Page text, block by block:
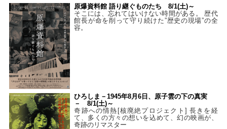
原爆資料館 語り継ぐものたち 8/1(土)～
そこには、忘れてはいけない時間がある。 歴代
館長が命を削って守り続けた”歴史の現場”の全
容。
ひろしま－1945年8月6日、原子雲の下の真実
－ 8/1(土)～
奇跡への情熱[核廃絶プロジェクト] 長きを経
て、多くの方々の想いを込めて、幻の映画が、
奇跡のリマスター